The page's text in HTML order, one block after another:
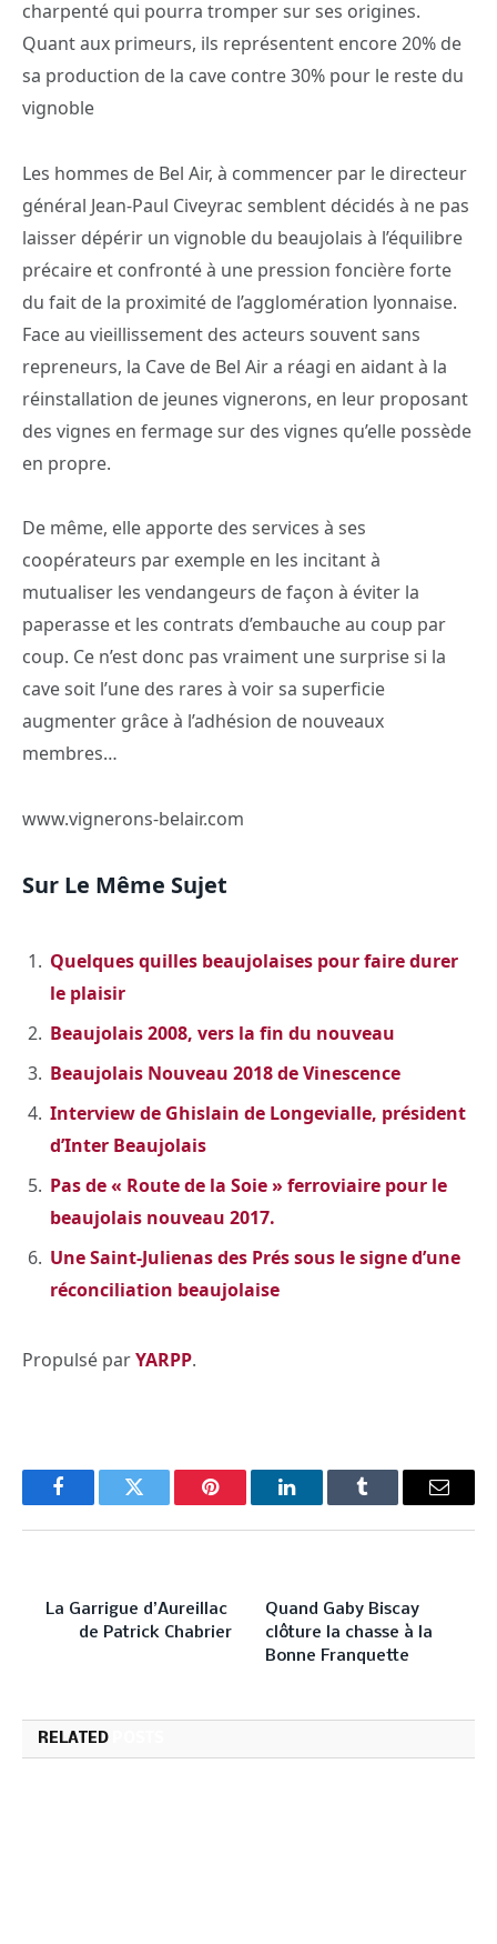
charpenté qui pourra tromper sur ses origines.
Quant aux primeurs, ils représentent encore 20% de
sa production de la cave contre 30% pour le reste du
vignoble
Les hommes de Bel Air, à commencer par le directeur
général Jean-Paul Civeyrac semblent décidés à ne pas
laisser dépérir un vignoble du beaujolais à l’équilibre
précaire et confronté à une pression foncière forte
du fait de la proximité de l’agglomération lyonnaise.
Face au vieillissement des acteurs souvent sans
repreneurs, la Cave de Bel Air a réagi en aidant à la
réinstallation de jeunes vignerons, en leur proposant
des vignes en fermage sur des vignes qu’elle possède
en propre.
De même, elle apporte des services à ses
coopérateurs par exemple en les incitant à
mutualiser les vendangeurs de façon à éviter la
paperasse et les contrats d’embauche au coup par
coup. Ce n’est donc pas vraiment une surprise si la
cave soit l’une des rares à voir sa superficie
augmenter grâce à l’adhésion de nouveaux
membres…
www.vignerons-belair.com
Sur Le Même Sujet
Quelques quilles beaujolaises pour faire durer
le plaisir
Beaujolais 2008, vers la fin du nouveau
Beaujolais Nouveau 2018 de Vinescence
Interview de Ghislain de Longevialle, président
d’Inter Beaujolais
Pas de « Route de la Soie » ferroviaire pour le
beaujolais nouveau 2017.
Une Saint-Julienas des Prés sous le signe d’une
réconciliation beaujolaise
Propulsé parYARPP.
FacebookTwitter Pinterest LinkedInTumblr Email
La Garrigue d’Aureillac
de Patrick Chabrier
Quand Gaby Biscay
clôture la chasse à la
Bonne Franquette
RELATED